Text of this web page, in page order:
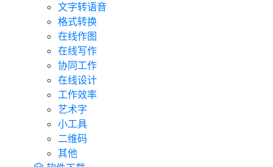
文字转语音
格式转换
在线作图
在线写作
协同工作
在线设计
工作效率
艺术字
小工具
二维码
其他